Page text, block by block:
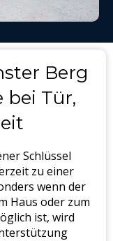
Berg
bei Tür,
Schlüssel
zu einer
wenn der
Haus oder zum
ist, wird